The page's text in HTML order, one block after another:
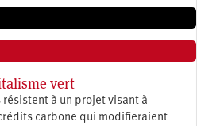
vert
à un projet visant à
carbone qui modifieraient